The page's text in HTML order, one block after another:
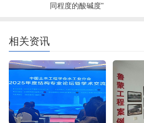
同程度的酸碱度"
相关资讯